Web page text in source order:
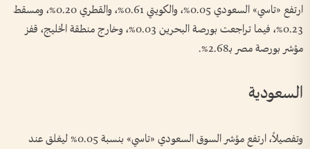
ارتفع «تاسي» السعودي 0.05%، والكويتي 0.61%، والقطري 0.20%، ومسقط
0.23%، فيما تراجعت بورصة البحرين 0.03%، وخارج منطقة الخليج، قفز
مؤشر بورصة مصر بـ2.68%.
السعودية
وتفصيلاً، ارتفع مؤشر السوق السعودي «تاسي» بنسبة 0.05% ليغلق عند